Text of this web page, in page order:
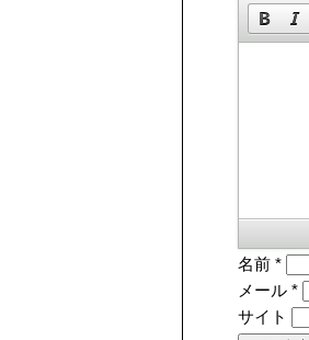
名前 *
メール *
サイト